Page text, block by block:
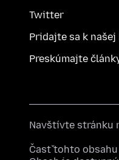
Twitter
Pridajte sa k
Preskúmajte
Navštívte stránku
Časť tohto